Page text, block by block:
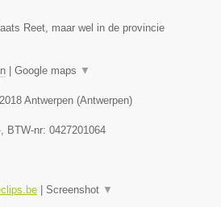
Reet, maar wel in de provincie
Google maps ▼
2018 Antwerpen (Antwerpen)
, BTW-nr: 0427201064
Screenshot ▼